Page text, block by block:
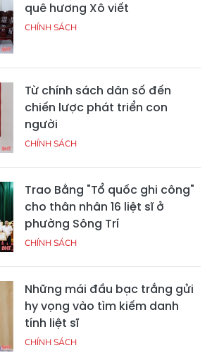
quê hương Xô viết
CHÍNH SÁCH
Từ chính sách dân số đến
chiến lược phát triển con
người
CHÍNH SÁCH
Trao Bằng "Tổ quốc ghi công"
cho thân nhân 16 liệt sĩ ở
phường Sông Trí
CHÍNH SÁCH
Những mái đầu bạc trắng gửi
hy vọng vào tìm kiếm danh
tính liệt sĩ
CHÍNH SÁCH